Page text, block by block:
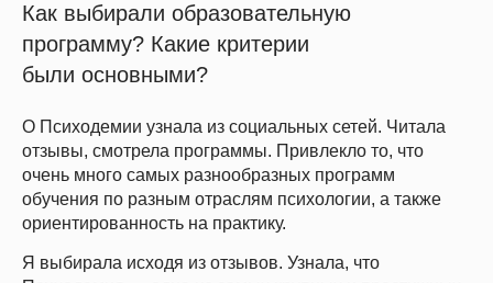
Как выбирали образовательную
программу? Какие критерии
были основными?
О Психодемии узнала из социальных сетей. Читала
отзывы, смотрела программы. Привлекло то, что
очень много самых разнообразных программ
обучения по разным отраслям психологии, а также
ориентированность на практику.
Я выбирала исходя из отзывов. Узнала, что